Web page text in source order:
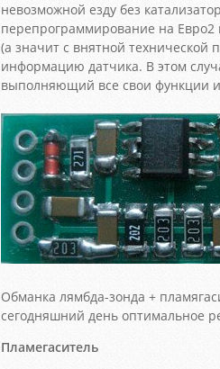
невозможной езду без
перепрограммирование на Евро2
(а значит с внятной технической
информацию датчика. В этом
выполняющий все свои функции
Обманка лямбда-зонда +
сегодняшний день оптимальное
Пламегаситель